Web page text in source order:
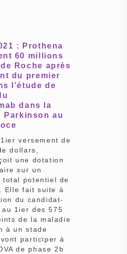
: Prothena
60 millions
Roche après
du premier
l’étude de
dans la
Parkinson au
versement de
dollars,
une dotation
sur un
total potentiel de
Elle fait suite à
du candidat-
au 1ier des 575
de la maladie
à un stade
participer à
de phase 2b